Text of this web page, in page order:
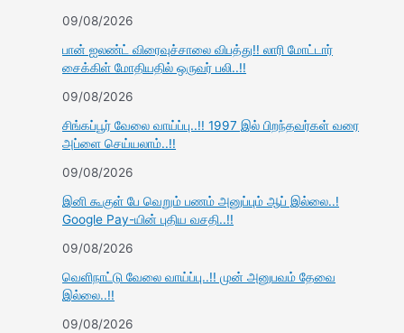
09/08/2026
பான் ஐலண்ட் விரைவுச்சாலை விபத்து!! லாரி மோட்டார்
சைக்கிள் மோதியதில் ஒருவர் பலி..!!
09/08/2026
சிங்கப்பூர் வேலை வாய்ப்பு..!! 1997 இல் பிறந்தவர்கள் வரை
அப்ளை செய்யலாம்..!!
09/08/2026
இனி கூகுள் பே வெறும் பணம் அனுப்பும் ஆப் இல்லை..!
Google Pay-யின் புதிய வசதி..!!
09/08/2026
வெளிநாட்டு வேலை வாய்ப்பு..!! முன் அனுபவம் தேவை
இல்லை..!!
09/08/2026